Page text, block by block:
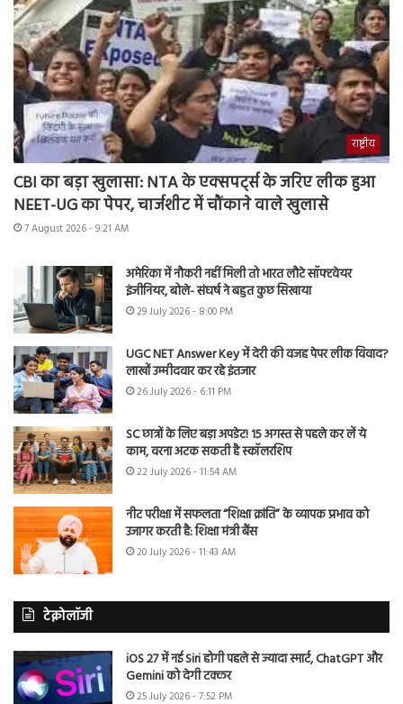
राष्ट्रीय
CBI का बड़ा खुलासा: NTA के एक्सपर्ट्स के जरिए लीक हुआ
NEET-UG का पेपर, चार्जशीट में चौंकाने वाले खुलासे
7 August 2026 - 9:21 AM
अमेरिका में नौकरी नहीं मिली तो भारत लौटे सॉफ्टवेयर
इंजीनियर, बोले- संघर्ष ने बहुत कुछ सिखाया
29 July 2026 - 8:00 PM
UGC NET Answer Key में देरी की वजह पेपर लीक विवाद?
लाखों उम्मीदवार कर रहे इंतजार
26 July 2026 - 6:11 PM
SC छात्रों के लिए बड़ा अपडेट! 15 अगस्त से पहले कर लें ये
काम, वरना अटक सकती है स्कॉलरशिप
22 July 2026 - 11:54 AM
नीट परीक्षा में सफलता “शिक्षा क्रांति” के व्यापक प्रभाव को
उजागर करती है: शिक्षा मंत्री बैंस
20 July 2026 - 11:43 AM
टेक्नोलॉजी
iOS 27 में नई Siri होगी पहले से ज्यादा स्मार्ट, ChatGPT और
Gemini को देगी टक्कर
25 July 2026 - 7:52 PM